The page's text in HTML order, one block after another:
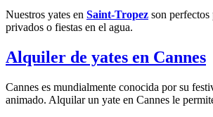
Nuestros yates en Saint-Tropez son perfectos
privados o fiestas en el agua.
Alquiler de yates en Cannes
Cannes es mundialmente conocida por su
animado. Alquilar un yate en Cannes le